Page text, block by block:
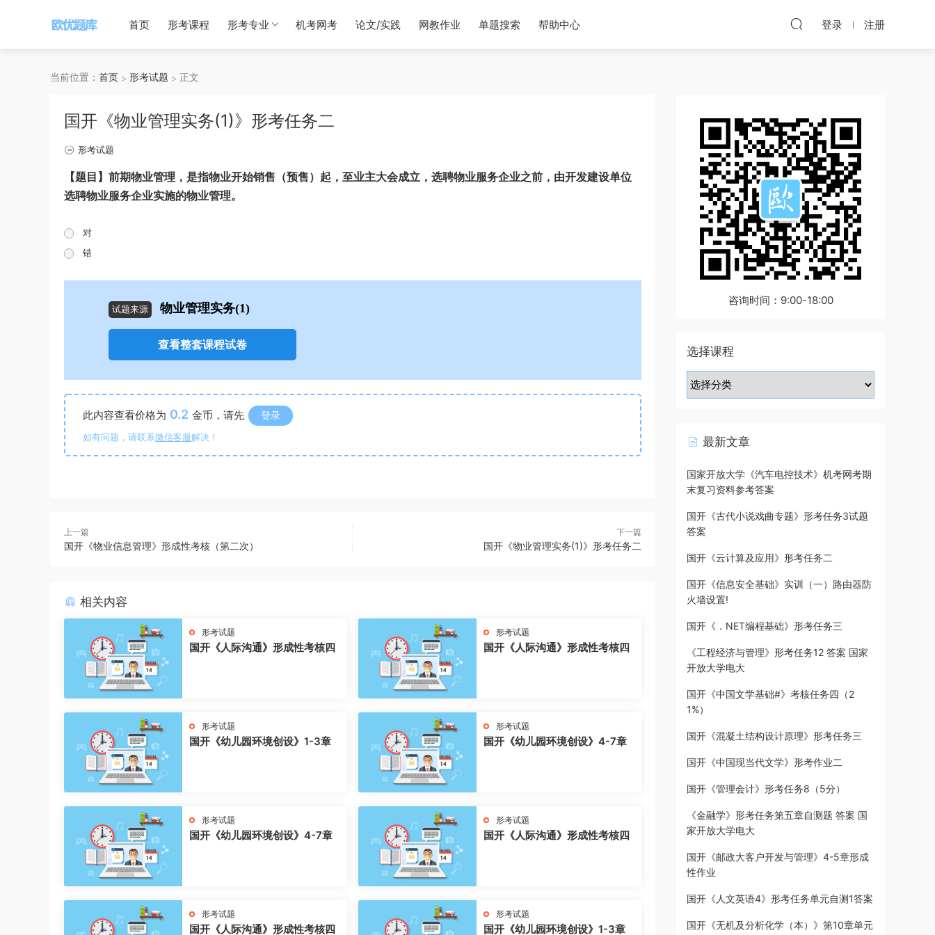
首页 形考课程 形考专业 机考网考 论文/实践 网教作业 单题搜索 帮助中心 登录 注册
当前位置： 首页 形考试题 正文
国开《物业管理实务(1)》形考任务二
形考试题
【题目】前期物业管理，是指物业开始销售（预售）起，至业主大会成立，选聘物业服务企业之前，由开发建设单位
选聘物业服务企业实施的物业管理。
对
错
试题来源 物业管理实务(1)
查看整套课程试卷
此内容查看价格为 0.2 金币，请先 登录
如有问题，请联系微信客服解决！
上一篇
国开《物业信息管理》形成性考核（第二次）
下一篇
国开《物业管理实务(1)》形考任务二
相关内容
形考试题
国开《人际沟通》形成性考核四
形考试题
国开《人际沟通》形成性考核四
形考试题
国开《幼儿园环境创设》1-3章
形考试题
国开《幼儿园环境创设》4-7章
形考试题
国开《幼儿园环境创设》4-7章
形考试题
国开《人际沟通》形成性考核四
形考试题
国开《人际沟通》形成性考核四
形考试题
国开《幼儿园环境创设》1-3章
咨询时间：9:00-18:00
选择课程
最新文章
国家开放大学《汽车电控技术》机考网考期
末复习资料参考答案
国开《古代小说戏曲专题》形考任务3试题
答案
国开《云计算及应用》形考任务二
国开《信息安全基础》实训（一）路由器防
火墙设置!
国开《．NET编程基础》形考任务三
《工程经济与管理》形考任务12 答案 国家
开放大学电大
国开《中国文学基础#》考核任务四（2
1%）
国开《混凝土结构设计原理》形考任务三
国开《中国现当代文学》形考作业二
国开《管理会计》形考任务8（5分）
《金融学》形考任务第五章自测题 答案 国
家开放大学电大
国开《邮政大客户开发与管理》4-5章形成
性作业
国开《人文英语4》形考任务单元自测1答案
国开《无机及分析化学（本）》第10章单元